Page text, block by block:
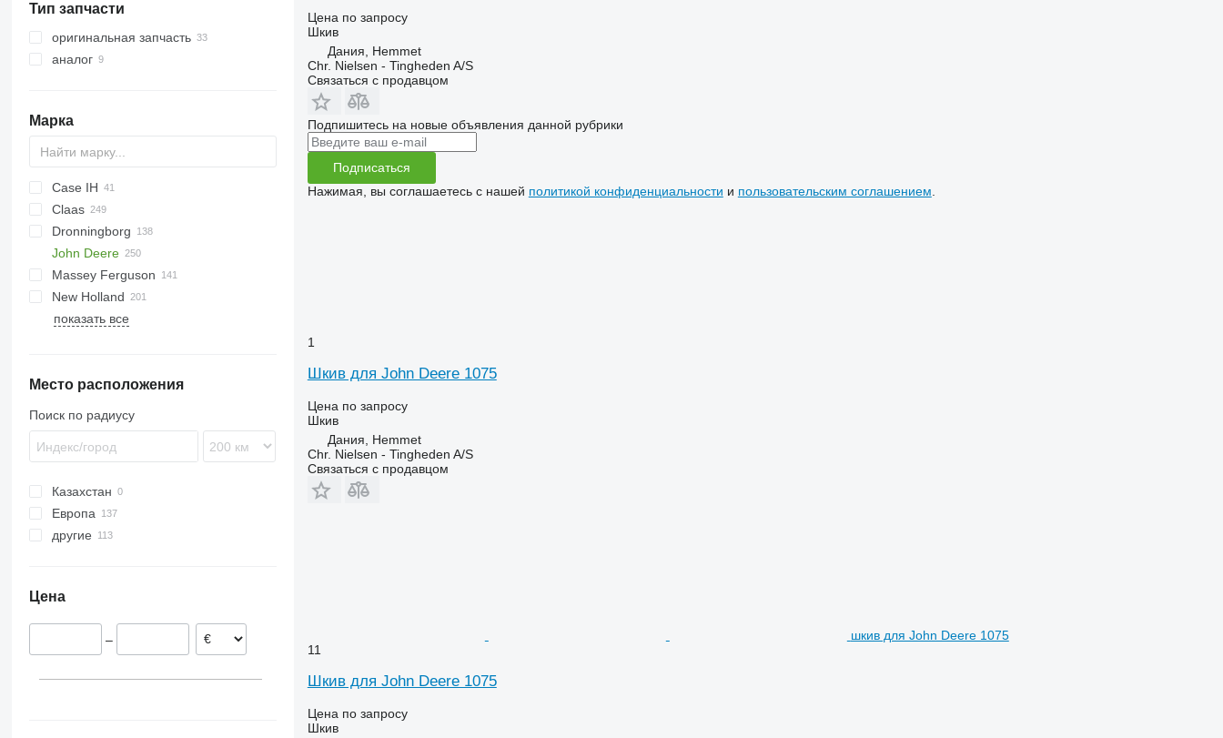
Тип запчасти
оригинальная запчасть
аналог
Марка
Case IH
310
1460
1660
1680
2020
2388
5140
MXM
Puma
C-series
Claas
Ares
Arion
Atles
Commandor
Dominator
Medion
Mercator
Trion
BF
Dronningborg
D-series
F-series
3000
4000
5000
6610
John Deere
550
625R
955
1950
2058
6200
6300
6400
9500
9770 STS
9780
H-series
3500
3650
Massey Ferguson
30
34
65
6499
7274
9280
9380
MC
MTX
New Holland
BB
E-series
LM
T-series
TF
TM
TN
Dorado
показать все
Место расположения
Поиск по радиусу
Казахстан
Европа
Дания
другие
Цена
–
Цена по запросу
Шкив
Дания, Hemmet
Chr. Nielsen - Tingheden A/S
Связаться с продавцом
Подпишитесь на новые объявления данной рубрики
Подписаться
Нажимая, вы соглашаетесь с нашей политикой конфиденциальности и пользовательским соглашением
1
Шкив для John Deere 1075
Цена по запросу
Шкив
Дания, Hemmet
Chr. Nielsen - Tingheden A/S
Связаться с продавцом
шкив для John Deere 1075
11
Шкив для John Deere 1075
Цена по запросу
Шкив